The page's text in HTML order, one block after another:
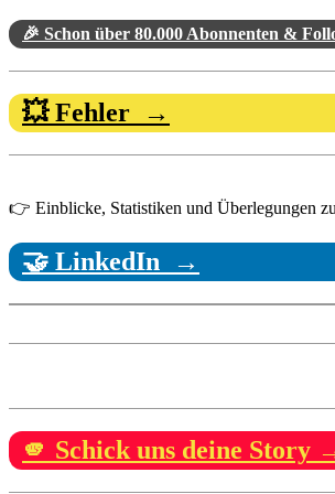
🎉 Schon über 80.000 Abonnenten &
💥 Fehler →
👉 Einblicke, Statistiken und Überlegungen
🤝 LinkedIn →
🫵 Schick uns deine Story